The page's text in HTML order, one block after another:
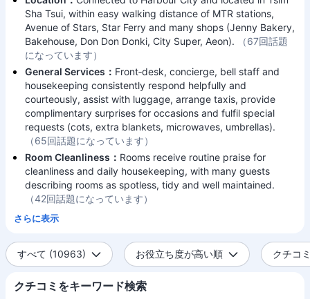
Sha Tsui, within easy walking distance of MTR stations,
Avenue of Stars, Star Ferry and many shops (Jenny Bakery,
Bakehouse, Don Don Donki, City Super, Aeon).
（67回話題
になっています）
General Services： Front‑desk, concierge, bell staff and
housekeeping consistently respond helpfully and
courteously, assist with luggage, arrange taxis, provide
complimentary surprises for occasions and fulfil special
requests (cots, extra blankets, microwaves, umbrellas).
（65回話題になっています）
Room Cleanliness： Rooms receive routine praise for
cleanliness and daily housekeeping, with many guests
describing rooms as spotless, tidy and well maintained.
（42回話題になっています）
さらに表示
すべて (10963) お役立ち度が高い順 クチコ
クチコミをキーワード検索